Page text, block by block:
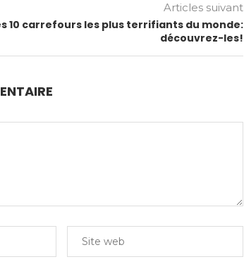
Articles suivant
10 carrefours les plus terrifiants du monde:
découvrez-les!